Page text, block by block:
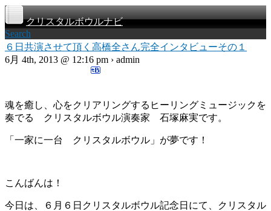
クリスタルボウルナビ
Search
６日共演させて頂く高橋全さん完全インタビューその１
6月 4th, 2013 @ 12:16 pm › admin
魂を癒し、心をクリアリングするヒーリングミュージックを
奏でる クリスタルボウル演奏家 石塚麻実です。
「一家に一台 クリスタルボウル」が夢です！
こんばんは！
今日は、６月６日クリスタルボウル記念日にて、クリスタル